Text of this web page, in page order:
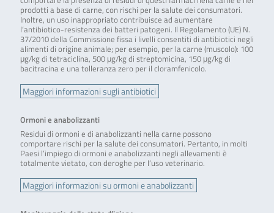
prodotti a base di carne, con rischi per la salute dei consumatori.
Inoltre, un uso inappropriato contribuisce ad aumentare
l’antibiotico-resistenza dei batteri patogeni. Il Regolamento (UE) N.
37/2010 della Commissione fissa i livelli consentiti di antibiotici negli
alimenti di origine animale; per esempio, per la carne (muscolo): 100
μg/kg di tetraciclina, 500 μg/kg di streptomicina, 150 μg/kg di
bacitracina e una tolleranza zero per il cloramfenicolo.
Maggiori informazioni sugli antibiotici
Ormoni e anabolizzanti
Residui di ormoni e di anabolizzanti nella carne possono
comportare rischi per la salute dei consumatori. Pertanto, in molti
Paesi l’impiego di ormoni e anabolizzanti negli allevamenti è
totalmente vietato, con deroghe per l’uso veterinario.
Maggiori informazioni su ormoni e anabolizzanti